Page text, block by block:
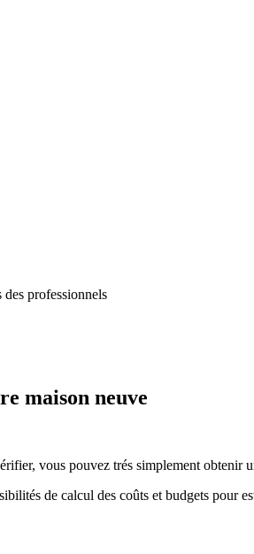
des professionnels
maison neuve
vous pouvez trés simplement
de calcul des coûts et budgets